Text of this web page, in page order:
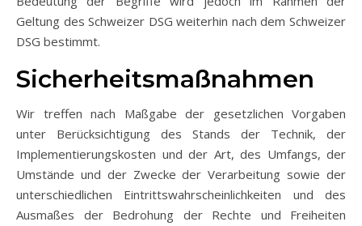
Geltung des Schweizer DSG weiterhin nach dem Schweizer
DSG bestimmt.
Sicherheitsmaßnahmen
Wir treffen nach Maßgabe der gesetzlichen Vorgaben
unter Berücksichtigung des Stands der Technik, der
Implementierungskosten und der Art, des Umfangs, der
Umstände und der Zwecke der Verarbeitung sowie der
unterschiedlichen Eintrittswahrscheinlichkeiten und des
Ausmaßes der Bedrohung der Rechte und Freiheiten